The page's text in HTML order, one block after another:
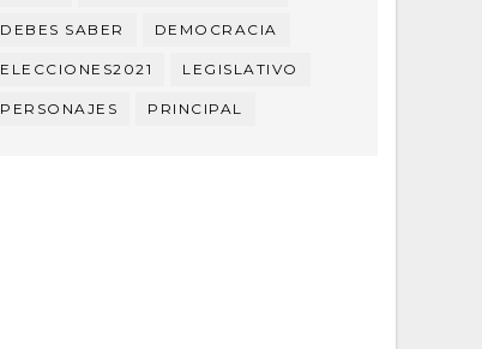
DEBES SABER DEMOCRACIA
ELECCIONES2021 LEGISLATIVO
PERSONAJES PRINCIPAL